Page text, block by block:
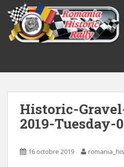
m
Historic-
2019-Tuesday-
16 octobre 2019